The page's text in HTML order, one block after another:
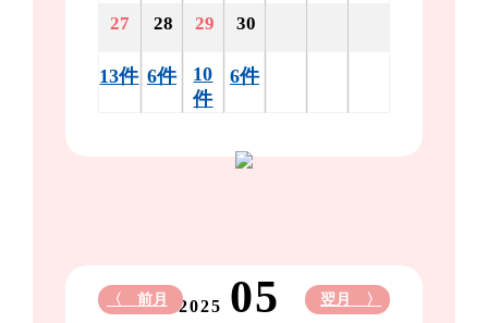
27
13件
28
6件
29
10
件
30
6件
2025 05
〈 前月 翌月 〉